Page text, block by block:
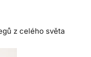
z celého světa